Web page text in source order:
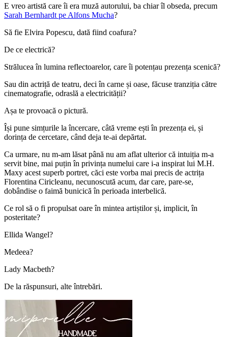
E vreo artistă care îi era muză autorului, ba chiar îl obseda, precum
Sarah Bernhardt pe Alfons Mucha?
Să fie Elvira Popescu, dată fiind coafura?
De ce electrică?
Strălucea în lumina reflectoarelor, care îi potențau prezența scenică?
Sau din actriță de teatru, deci în carne și oase, făcuse tranziția către
cinematografie, odraslă a electricității?
Așa te provoacă o pictură.
Își pune simțurile la încercare, câtă vreme ești în prezența ei, și
dorința de cercetare, când deja te-ai depărtat.
Ca urmare, nu m-am lăsat până nu am aflat ulterior că intuiția m-a
servit bine, mai puțin în privința numelui care i-a inspirat lui M.H.
Maxy acest superb portret, căci este vorba mai precis de actrița
Florentina Ciricleanu, necunoscută acum, dar care, pare-se,
dobândise o faimă bunicică în perioada interbelică.
Ce rol să o fi propulsat oare în mintea artiștilor și, implicit, în
posteritate?
Ellida Wangel?
Medeea?
Lady Macbeth?
De la răspunsuri, alte întrebări.